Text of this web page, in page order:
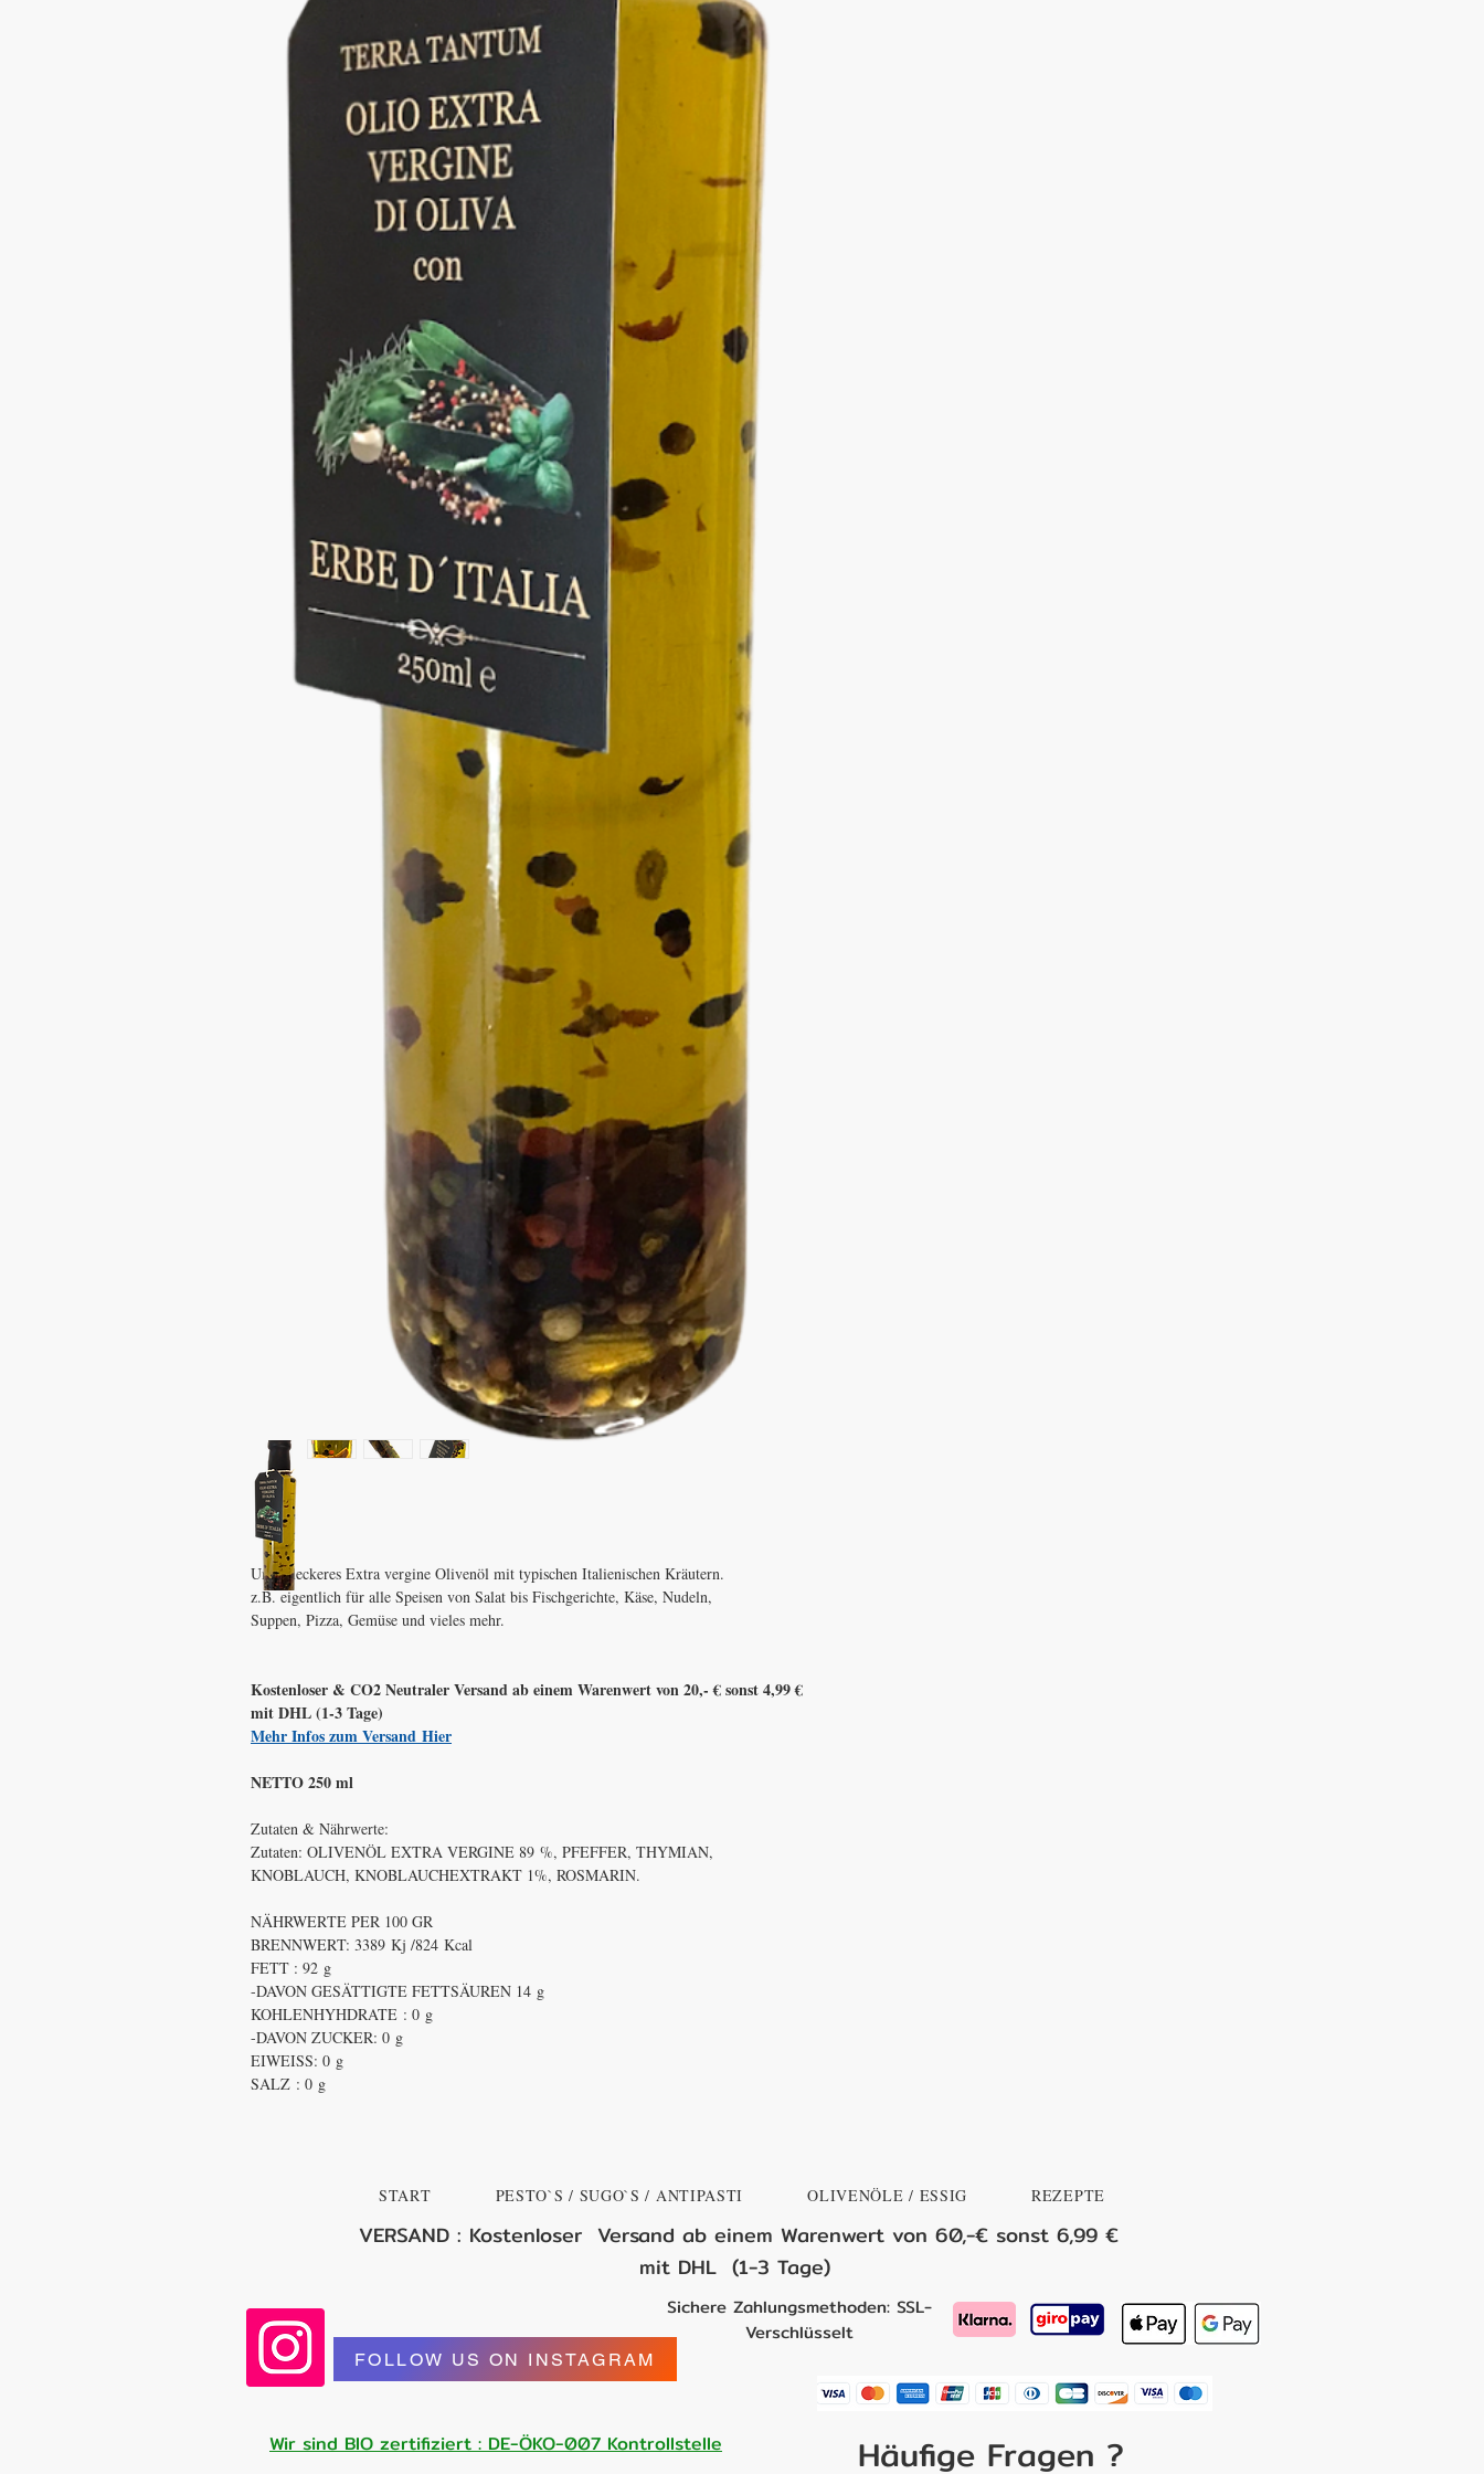
Unser leckeres Extra vergine Olivenöl mit typischen Italienischen Kräutern.
z.B. eigentlich für alle Speisen von Salat bis Fischgerichte, Käse, Nudeln,
Suppen, Pizza, Gemüse und vieles mehr.
Kostenloser & CO2 Neutraler Versand ab einem Warenwert von 20,- € sonst 4,99 €
mit DHL (1-3 Tage)
Mehr Infos zum Versand Hier
NETTO 250 ml
Zutaten & Nährwerte:
Zutaten: OLIVENÖL EXTRA VERGINE 89 %, PFEFFER, THYMIAN,
KNOBLAUCH, KNOBLAUCHEXTRAKT 1%, ROSMARIN.
NÄHRWERTE PER 100 GR
BRENNWERT: 3389 Kj /824 Kcal
FETT : 92 g
-DAVON GESÄTTIGTE FETTSÄUREN 14 g
KOHLENHYHDRATE : 0 g
-DAVON ZUCKER: 0 g
EIWEISS: 0 g
SALZ : 0 g
START PESTO`S / SUGO`S / ANTIPASTI OLIVENÖLE / ESSIG REZEPTE
VERSAND : Kostenloser Versand ab einem Warenwert von 60,-€ sonst 6,99 €
mit DHL (1-3 Tage)
FOLLOW US ON INSTAGRAM
Sichere Zahlungsmethoden: SSL-
Verschlüsselt
Wir sind BIO zertifiziert : DE-ÖKO-007 Kontrollstelle Häufige Fragen ?